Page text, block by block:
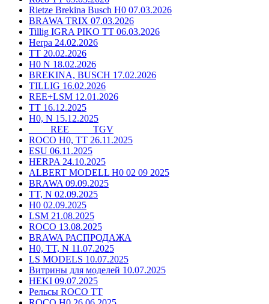
Rietze Brekina Busch H0 07.03.2026
BRAWA TRIX 07.03.2026
Tillig IGRA PIKO TT 06.03.2026
Herpa 24.02.2026
TT 20.02.2026
H0 N 18.02.2026
BREKINA, BUSCH 17.02.2026
TILLIG 16.02.2026
REE+LSM 12.01.2026
TT 16.12.2025
H0, N 15.12.2025
____ REE ____ TGV
ROCO H0, TT 26.11.2025
ESU 06.11.2025
HERPA 24.10.2025
ALBERT MODELL H0 02 09 2025
BRAWA 09.09.2025
TT, N 02.09.2025
H0 02.09.2025
LSM 21.08.2025
ROCO 13.08.2025
BRAWA РАСПРОДАЖА
H0, TT, N 11.07.2025
LS MODELS 10.07.2025
Витрины для моделей 10.07.2025
HEKI 09.07.2025
Рельсы ROCO TT